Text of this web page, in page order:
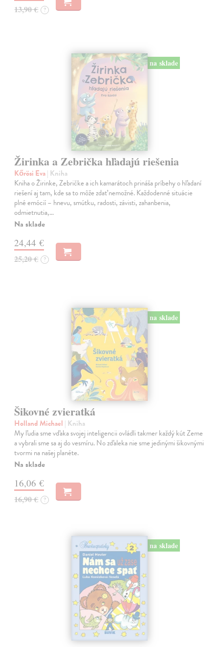
13,90 € ?
na sklade
Žirinka a Zebrička hľadajú riešenia
Kőrösi Eva| Kniha
Kniha o Žirinke, Zebričke a ich kamarátoch prináša príbehy o hľadaní
riešení aj tam, kde sa to môže zdať nemožné. Každodenné situácie
plné emócií – hnevu, smútku, radosti, závisti, zahanbenia,
odmietnutia,…
Na sklade
24,44 €
25,20 € ?
na sklade
Šikovné zvieratká
Holland Michael | Kniha
My ľudia sme vďaka svojej inteligencii ovládli takmer každý kút Zeme
a vybrali sme sa aj do vesmíru. No zďaleka nie sme jedinými šikovnými
tvormi na našej planéte.
Na sklade
16,06 €
16,90 € ?
na sklade